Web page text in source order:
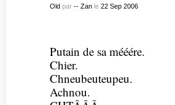
Oldpar -- Zanle 22 Sep 2006
Putain de sa mééére.
Chier.
Chneubeuteupeu.
Achnou.